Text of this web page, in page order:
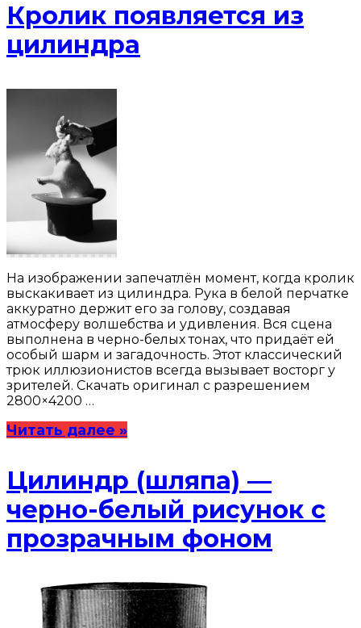
Кролик появляется из
цилиндра
На изображении запечатлён момент, когда кролик
выскакивает из цилиндра. Рука в белой перчатке
аккуратно держит его за голову, создавая
атмосферу волшебства и удивления. Вся сцена
выполнена в черно-белых тонах, что придаёт ей
особый шарм и загадочность. Этот классический
трюк иллюзионистов всегда вызывает восторг у
зрителей. Скачать оригинал с разрешением
2800×4200 …
Читать далее »
Цилиндр (шляпа) —
черно-белый рисунок с
прозрачным фоном